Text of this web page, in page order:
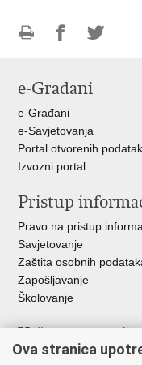
FacebookuTwitteru
e-Građani
e-Građani
e-Savjetovanja
Portal otvorenih
Izvozni portal
Pristup
Pravo na pristup
Savjetovanje
Zaštita osobnih
Zapošljavanje
Školovanje
Važne poveznice
Ministarstvo unutarnjih
Ova stranica